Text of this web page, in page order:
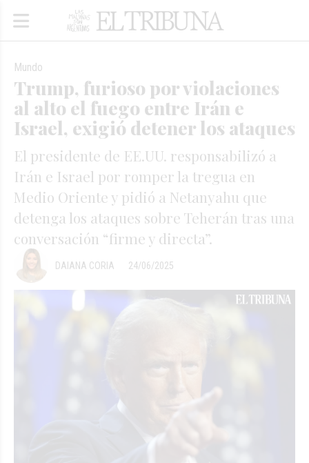
Trump, furioso por violaciones
al alto el fuego entre Irán e
Israel, exigió detener los ataques
El presidente de EE.UU. responsabilizó a
Irán e Israel por romper la tregua en
Medio Oriente y pidió a Netanyahu que
detenga los ataques sobre Teherán tras una
conversación “firme y directa”.
Mundo
24/06/2025
DAIANA CORIA